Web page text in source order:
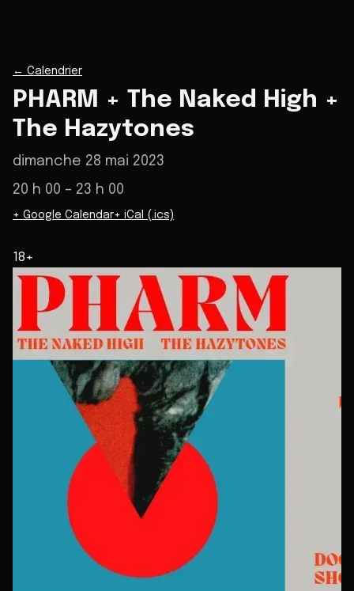
← Calendrier
PHARM + The Naked High +
The Hazytones
dimanche 28 mai 2023
20 h 00 – 23 h 00
+ Google Calendar+ iCal (.ics)
18+